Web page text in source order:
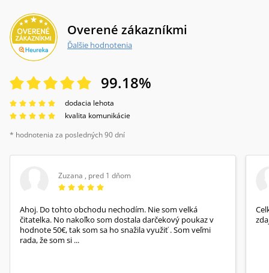
Overené zákazníkmi
Ďalšie hodnotenia
99.18%
dodacia lehota
kvalita komunikácie
* hodnotenia za posledných 90 dní
Zuzana , pred 1 dňom
Ahoj. Do tohto obchodu nechodím. Nie som velká
čitatelka. No nakoľko som dostala darčekový poukaz v
hodnote 50€, tak som sa ho snažila využiť . Som veľmi
rada, že som si ...